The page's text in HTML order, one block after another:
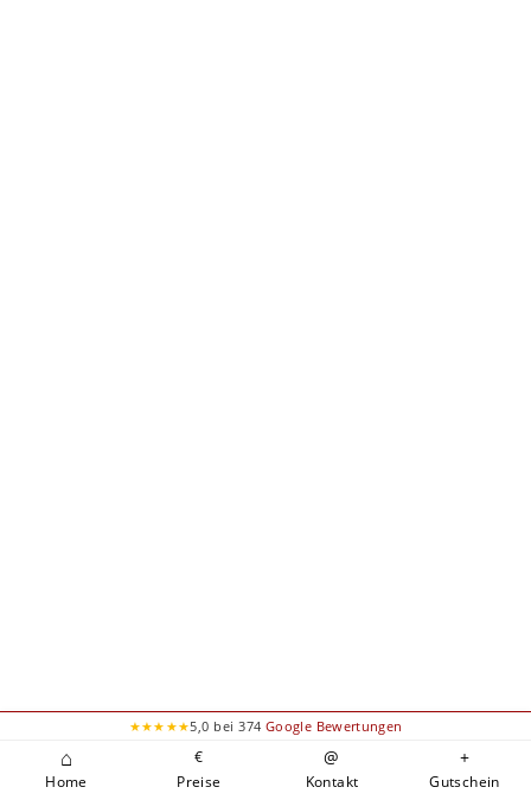
★★★★★5,0 bei 374Google Bewertungen
⌂
Home
€
Preise
@
Kontakt
+
Gutschein